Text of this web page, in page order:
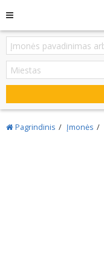
Pagrindinis Įmonės